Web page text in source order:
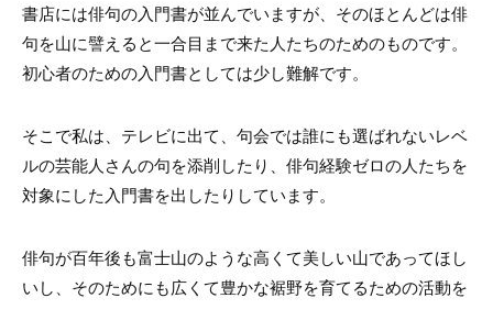
書店には俳句の入門書が並んでいますが、そのほとんどは俳
句を山に譬えると一合目まで来た人たちのためのものです。
初心者のための入門書としては少し難解です。
そこで私は、テレビに出て、句会では誰にも選ばれないレベ
ルの芸能人さんの句を添削したり、俳句経験ゼロの人たちを
対象にした入門書を出したりしています。
俳句が百年後も富士山のような高くて美しい山であってほし
いし、そのためにも広くて豊かな裾野を育てるための活動を